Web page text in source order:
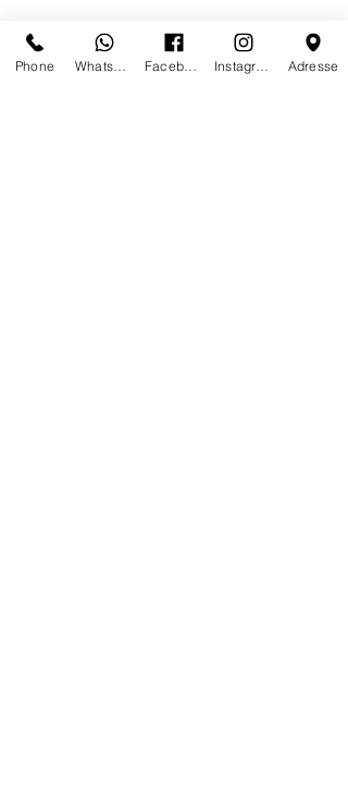
Phone Adresse